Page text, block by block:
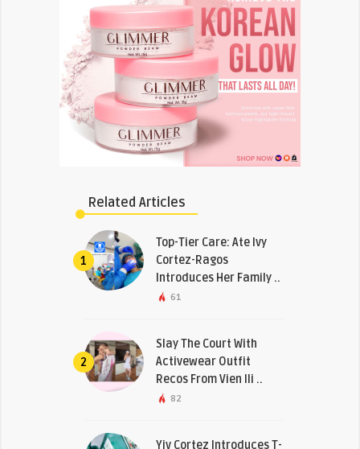
Related Articles
1
Top-Tier Care: Ate Ivy
Cortez-Ragos
Introduces Her Family ..
61
2
Slay The Court With
Activewear Outfit
Recos From Vien Ili ..
82
Yiv Cortez Introduces T-